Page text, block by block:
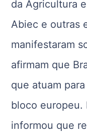
da Agricultura
Abiec e outras
manifestaram
afirmam que
que atuam
bloco europeu.
informou que